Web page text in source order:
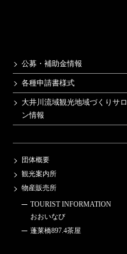
公募・補助金情報
各種申請書様式
大井川流域観光地域づくりサロ
ン情報
団体概要
観光案内所
物産販売所
TOURIST INFORMATION
おおいなび
蓬莱橋897.4茶屋